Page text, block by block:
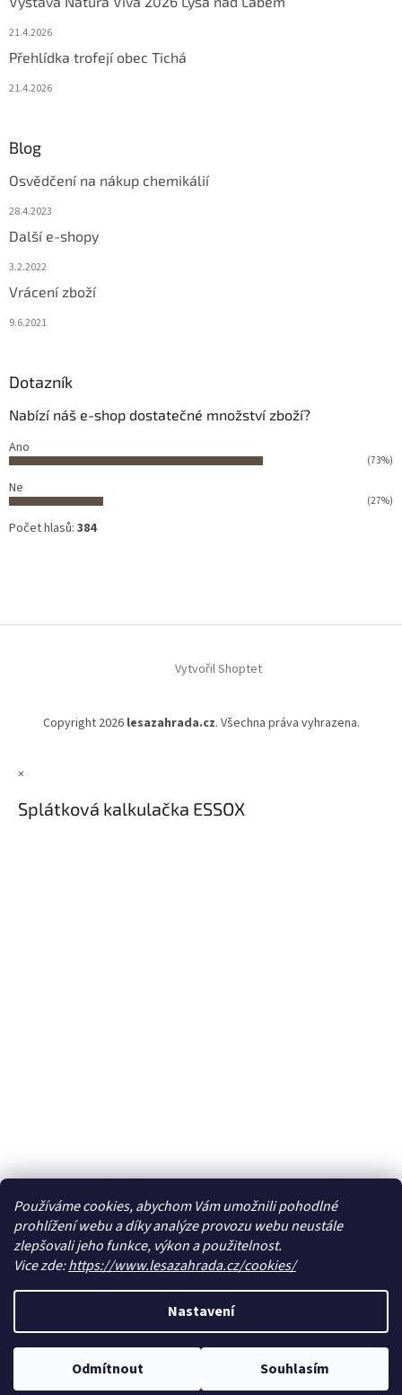
Používáme cookies, abychom Vám umožnili pohodlné
prohlížení webu a díky analýze provozu webu neustále
zlepšovali jeho funkce, výkon a použitelnost.
Vice zde:https://www.lesazahrada.cz/cookies/
Nastavení
Odmítnout Souhlasím
21.4.2026
Přehlídka trofejí obec Tichá
21.4.2026
Blog
Osvědčení na nákup chemikálií
28.4.2023
Další e-shopy
3.2.2022
Vrácení zboží
9.6.2021
Dotazník
Nabízí náš e-shop dostatečné množství zboží?
Ano
(73%)
Ne
(27%)
Počet hlasů: 384
Vytvořil Shoptet
Copyright 2026 lesazahrada.cz. Všechna práva vyhrazena.
×
Splátková kalkulačka ESSOX